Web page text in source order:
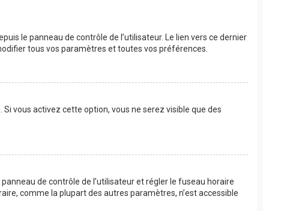
le panneau de contrôle de l’utilisateur. Le lien vers ce dernier
tous vos paramètres et toutes vos préférences.
vous activez cette option, vous ne serez visible que des
de contrôle de l’utilisateur et régler le fuseau horaire
comme la plupart des autres paramètres, n’est accessible